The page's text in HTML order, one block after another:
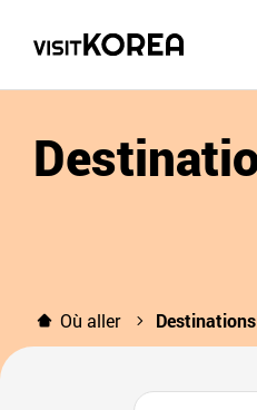
Où aller Destinations